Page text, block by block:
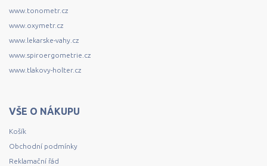
www.tonometr.cz
www.oxymetr.cz
www.lekarske-vahy.cz
www.spiroergometrie.cz
www.tlakovy-holter.cz
VŠE O NÁKUPU
Košík
Obchodní podmínky
Reklamační řád